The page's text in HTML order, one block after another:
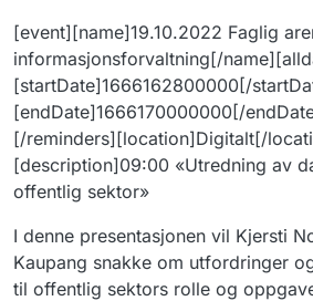
[event][name]19.10.2022 Faglig
informasjonsforvaltning[/
[startDate]1666162800000[/
[endDate]1666170000000[/
[/reminders][location]Digitalt[/
[description]09:00 «Utredning av
offentlig sektor»
I denne presentasjonen vil Kjersti
Kaupang snakke om utfordringer
til offentlig sektors rolle og